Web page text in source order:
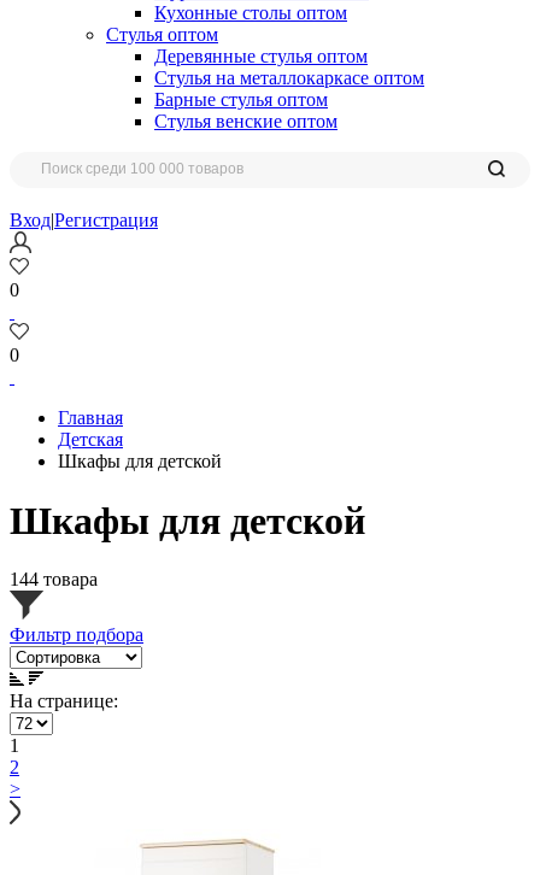
Кухонные столы оптом
Стулья оптом
Деревянные стулья оптом
Стулья на металлокаркасе оптом
Барные стулья оптом
Стулья венские оптом
Вход|Регистрация
0
0
Главная
Детская
Шкафы для детской
Шкафы для детской
144 товара
Фильтр подбора
На странице:
1
2
>